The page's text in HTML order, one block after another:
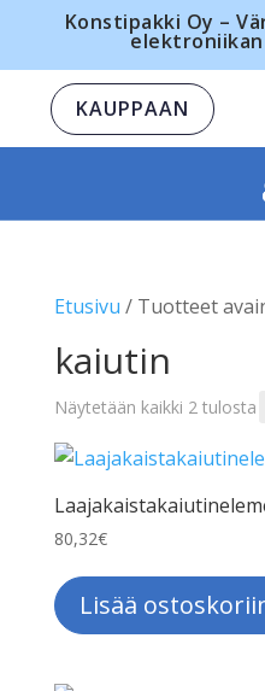
Konstipakki Oy –
KAUPPAAN
Etusivu / Tuotteet
kaiutin
Näytetään kaikki 2 tulosta
80,32€
Lisää